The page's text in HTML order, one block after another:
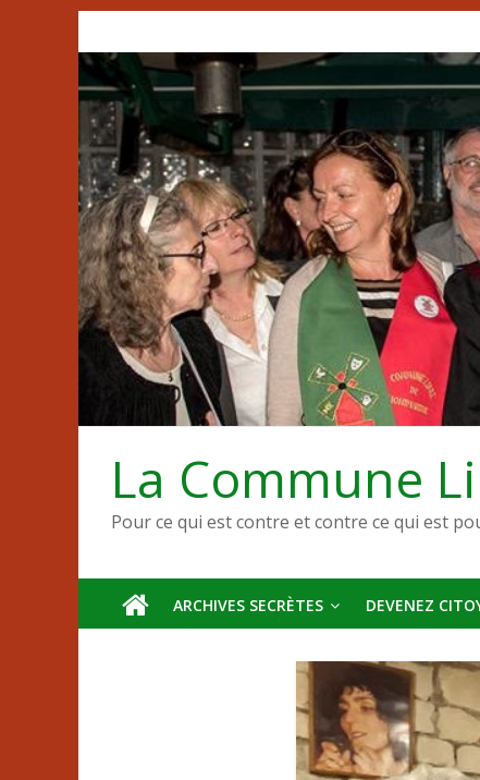
au
contenu
La Commune
Pour ce qui est contre et contre ce qui est
ARCHIVES SECRÈTES DEVENEZ